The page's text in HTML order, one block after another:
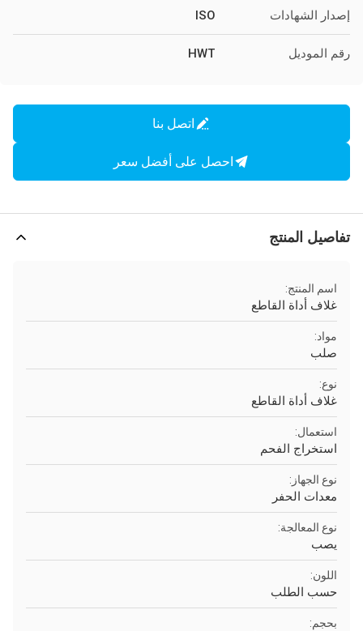
إصدار الشهادات ISO
رقم الموديل HWT
اتصل بنا
احصل على أفضل سعر
تفاصيل المنتج
اسم المنتج:
غلاف أداة القاطع
مواد:
صلب
نوع:
غلاف أداة القاطع
استعمال:
استخراج الفحم
نوع الجهاز:
معدات الحفر
نوع المعالجة:
يصب
اللون:
حسب الطلب
بحجم: